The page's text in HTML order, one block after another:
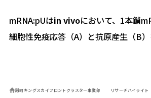
mRNA:pUはin vivoにおいて、1本鎖
細胞性免疫応答（A）と抗原産生（B）
殿町キングスカイフロントクラスター事業部 リサーチハイライト